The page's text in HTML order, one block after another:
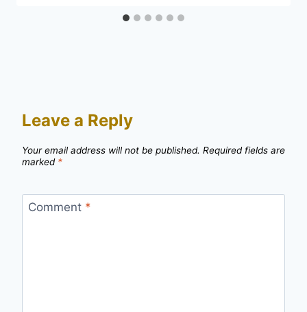
Leave a Reply
Your email address will not be published. Required fields are
marked *
Comment *